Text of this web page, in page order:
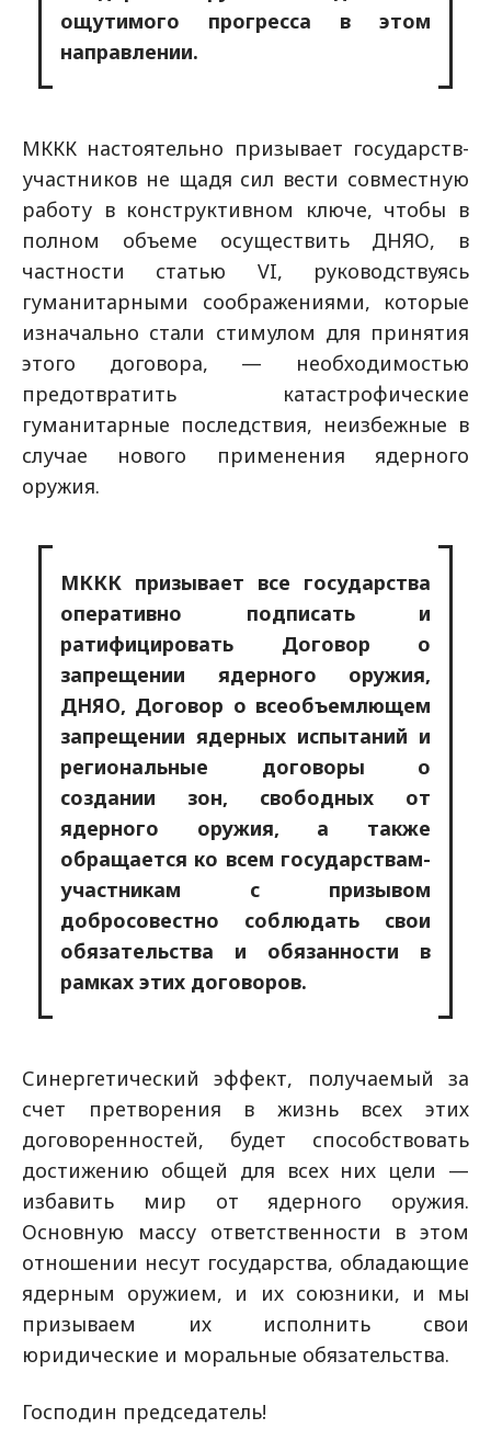
ощутимого прогресса в этом
направлении.
МККК настоятельно призывает государств-
участников не щадя сил вести совместную
работу в конструктивном ключе, чтобы в
полном объеме осуществить ДНЯО, в
частности статью VI, руководствуясь
гуманитарными соображениями, которые
изначально стали стимулом для принятия
этого договора, — необходимостью
предотвратить катастрофические
гуманитарные последствия, неизбежные в
случае нового применения ядерного
оружия.
МККК призывает все государства
оперативно подписать и
ратифицировать Договор о
запрещении ядерного оружия,
ДНЯО, Договор о всеобъемлющем
запрещении ядерных испытаний и
региональные договоры о
создании зон, свободных от
ядерного оружия, а также
обращается ко всем государствам-
участникам с призывом
добросовестно соблюдать свои
обязательства и обязанности в
рамках этих договоров.
Синергетический эффект, получаемый за
счет претворения в жизнь всех этих
договоренностей, будет способствовать
достижению общей для всех них цели —
избавить мир от ядерного оружия.
Основную массу ответственности в этом
отношении несут государства, обладающие
ядерным оружием, и их союзники, и мы
призываем их исполнить свои
юридические и моральные обязательства.
Господин председатель!